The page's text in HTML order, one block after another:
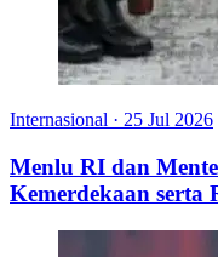
Internasional · 25 Jul 2026
Menlu RI dan
Kemerdekaan serta